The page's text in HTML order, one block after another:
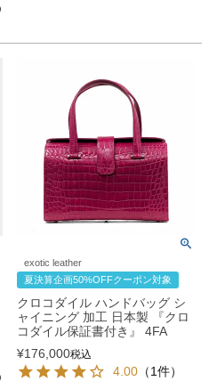
exotic leather
夏決算企画50%OFFクーポン対象
クロコダイル ハンドバッグ シ
ャイニング 加工 日本製 『クロ
コダイル保証書付き』 4FA
¥176,000税込
4.00 （1件）